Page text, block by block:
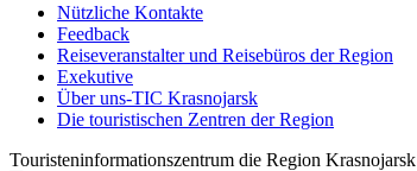
Nützliche Kontakte
Feedback
Reiseveranstalter und Reisebüros der Region
Exekutive
Über uns-TIC Krasnojarsk
Die touristischen Zentren der Region
Touristeninformationszentrum die Region Krasnojarsk